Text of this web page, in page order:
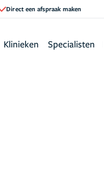
Direct een afspraak maken
Klinieken Specialisten